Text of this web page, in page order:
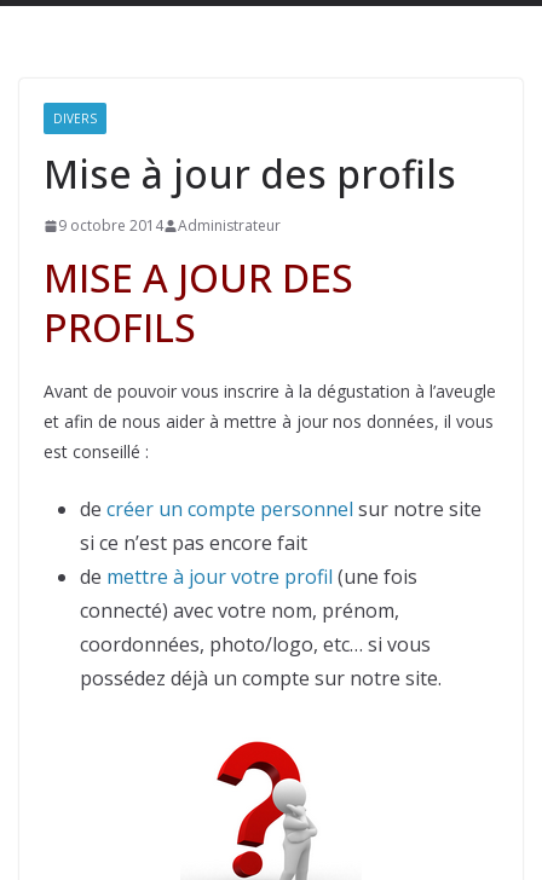
DIVERS
Mise à jour des profils
9 octobre 2014 Administrateur
MISE A JOUR DES
PROFILS
Avant de pouvoir vous inscrire à la dégustation à l’aveugle
et afin de nous aider à mettre à jour nos données, il vous
est conseillé :
de créer un compte personnel sur notre site
si ce n’est pas encore fait
de mettre à jour votre profil (une fois
connecté) avec votre nom, prénom,
coordonnées, photo/logo, etc… si vous
possédez déjà un compte sur notre site.